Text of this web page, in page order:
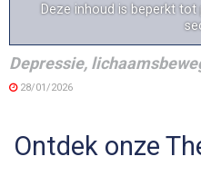
Deze inhoud is beperkt
Depressie,
28/01/2026
Ontdek onze